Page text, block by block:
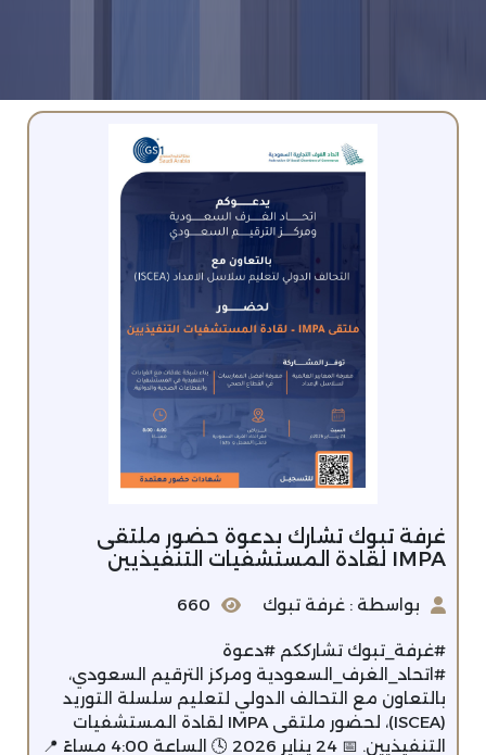
غرفة تبوك تشارك بدعوة حضور ملتقى
IMPA لقادة المستشفيات التنفيذيين
بواسطة : غرفة تبوك 660
#غرفة_تبوك تشارككم #دعوة
#اتحاد_الغرف_السعودية ومركز الترقيم السعودي،
بالتعاون مع التحالف الدولي لتعليم سلسلة التوريد
(ISCEA)، لحضور ملتقى IMPA لقادة المستشفيات
التنفيذيين. 📅 24 يناير 2026 🕓 الساعة 4:00 مساءً 📍